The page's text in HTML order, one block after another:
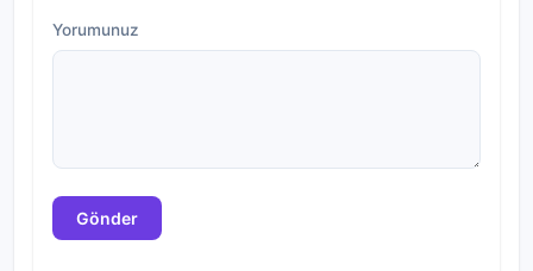
Yorumunuz
Gönder